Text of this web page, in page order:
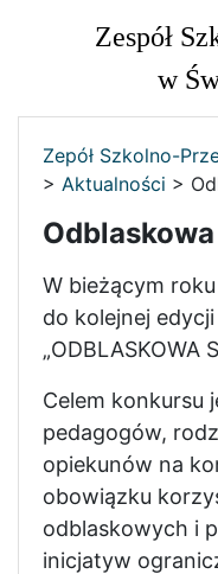
Zespół
w
Zepół Szkolno-
> Aktualności >
W bieżącym
do kolejnej
„ODBLASKOWA
Celem konkursu
opiekunów na
obowiązku
odblaskowych i
inicjatyw